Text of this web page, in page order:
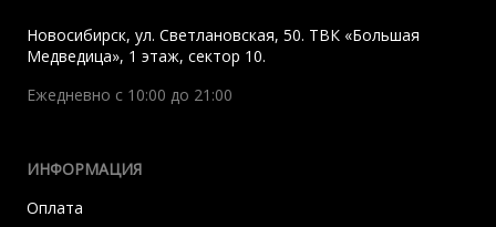
Новосибирск, ул. Светлановская, 50. ТВК «Большая
Медведица», 1 этаж, сектор 10.
Ежедневно с 10:00 до 21:00
ИНФОРМАЦИЯ
Оплата